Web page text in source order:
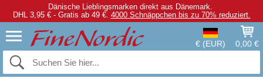
Dänische Lieblingsmarken direkt aus Dänemark.
DHL 3,95 € - Gratis ab 49 €. 4000 Schnäppchen bis zu 70% reduziert.
€ (EUR) 0,00 €